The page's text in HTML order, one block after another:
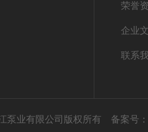
荣誉
企业
联系
泵业有限公司版权所有 备案号